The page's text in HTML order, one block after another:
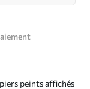
peints affichés